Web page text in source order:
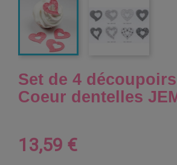
Set de 4
Coeur dentelles
13,59 €